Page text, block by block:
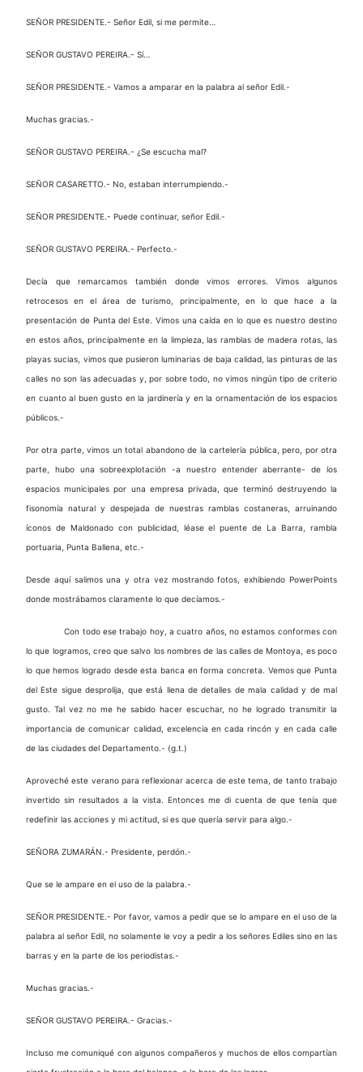
SEÑOR PRESIDENTE.- Señor Edil, si me permite…
SEÑOR GUSTAVO PEREIRA.- Sí…
SEÑOR PRESIDENTE.- Vamos a amparar en la palabra al señor Edil.-
Muchas gracias.-
SEÑOR GUSTAVO PEREIRA.- ¿Se escucha mal?
SEÑOR CASARETTO.- No, estaban interrumpiendo.-
SEÑOR PRESIDENTE.- Puede continuar, señor Edil.-
SEÑOR GUSTAVO PEREIRA.- Perfecto.-
Decía que remarcamos también donde vimos errores. Vimos algunos
retrocesos en el área de turismo, principalmente, en lo que hace a la
presentación de Punta del Este. Vimos una caída en lo que es nuestro destino
en estos años, principalmente en la limpieza, las ramblas de madera rotas, las
playas sucias, vimos que pusieron luminarias de baja calidad, las pinturas de las
calles no son las adecuadas y, por sobre todo, no vimos ningún tipo de criterio
en cuanto al buen gusto en la jardinería y en la ornamentación de los espacios
públicos.-
Por otra parte, vimos un total abandono de la cartelería pública, pero, por otra
parte, hubo una sobreexplotación -a nuestro entender aberrante- de los
espacios municipales por una empresa privada, que terminó destruyendo la
fisonomía natural y despejada de nuestras ramblas costaneras, arruinando
íconos de Maldonado con publicidad, léase el puente de La Barra, rambla
portuaria, Punta Ballena, etc.-
Desde aquí salimos una y otra vez mostrando fotos, exhibiendo PowerPoints
donde mostrábamos claramente lo que decíamos.-
Con todo ese trabajo hoy, a cuatro años, no estamos conformes con
lo que logramos, creo que salvo los nombres de las calles de Montoya, es poco
lo que hemos logrado desde esta banca en forma concreta. Vemos que Punta
del Este sigue desprolija, que está llena de detalles de mala calidad y de mal
gusto. Tal vez no me he sabido hacer escuchar, no he logrado transmitir la
importancia de comunicar calidad, excelencia en cada rincón y en cada calle
de las ciudades del Departamento.- (g.t.)
Aproveché este verano para reflexionar acerca de este tema, de tanto trabajo
invertido sin resultados a la vista. Entonces me di cuenta de que tenía que
redefinir las acciones y mi actitud, si es que quería servir para algo.-
SEÑORA ZUMARÁN.- Presidente, perdón.-
Que se le ampare en el uso de la palabra.-
SEÑOR PRESIDENTE.- Por favor, vamos a pedir que se lo ampare en el uso de la
palabra al señor Edil, no solamente le voy a pedir a los señores Ediles sino en las
barras y en la parte de los periodistas.-
Muchas gracias.-
SEÑOR GUSTAVO PEREIRA.- Gracias.-
Incluso me comuniqué con algunos compañeros y muchos de ellos compartían